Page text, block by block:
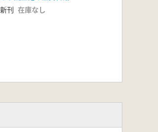
新刊 在庫なし